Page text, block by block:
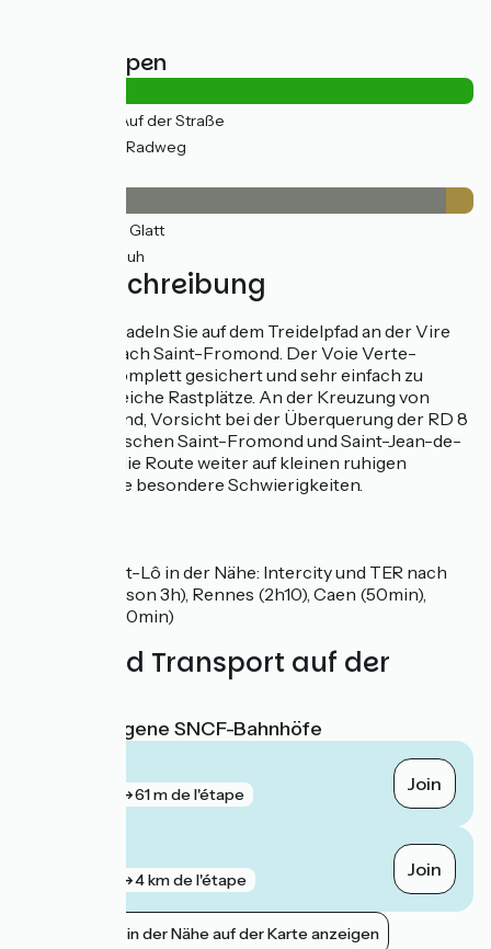
Straßentypen
(23%) Auf der Straße
(77%) Radweg
(94%) Glatt
(6%) Rauh
Wegbeschreibung
Ab Saint-Lô radeln Sie auf dem Treidelpfad an der Vire
entlang bis nach Saint-Fromond. Der Voie Verte-
Radweg ist komplett gesichert und sehr einfach zu
fahren. Zahlreiche Rastplätze. An der Kreuzung von
Saint-Fromond, Vorsicht bei der Überquerung der RD 8
im Osten. Zwischen Saint-Fromond und Saint-Jean-de-
Day verläuft die Route weiter auf kleinen ruhigen
Straßen, ohne besondere Schwierigkeiten.
Bahnhof Saint-Lô in der Nähe: Intercity und TER nach
Paris (über Lison 3h), Rennes (2h10), Caen (50min),
Coutances (20min)
Züge und Transport auf der
Nächstgelegene SNCF-Bahnhöfe
61 m de l'étape Join
4 km de l'étape Join
Bahnhöfe in der Nähe auf der Karte anzeigen